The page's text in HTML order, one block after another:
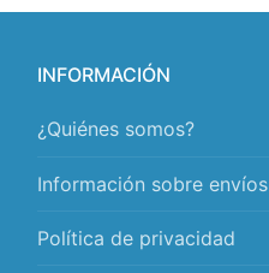
INFORMACIÓN
¿Quiénes somos?
Información sobre envíos
Política de privacidad